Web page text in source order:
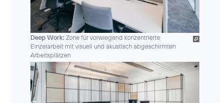
Deep Work: Zone für vorwiegend konzentrierte
Einzelarbeit mit visuell und akustisch abgeschirmten
Arbeitsplätzen